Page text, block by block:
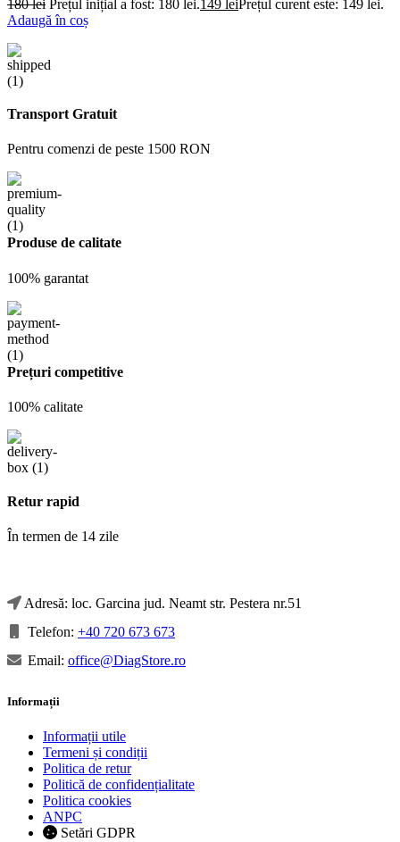
180lei Prețul inițial a fost: 180 lei.149 leiPrețul curent este: 149 lei.
Adaugă în coș
Transport Gratuit
Pentru comenzi de peste 1500 RON
Produse de calitate
100% garantat
Prețuri competitive
100% calitate
Retur rapid
În termen de 14 zile
Adresă: loc. Garcina jud. Neamt str. Pestera nr.51
Telefon: +40 720 673 673
Email: office@DiagStore.ro
Informații
Informații utile
Termeni și condiții
Politica de retur
Politică de confidențialitate
Politica cookies
ANPC
Setări GDPR